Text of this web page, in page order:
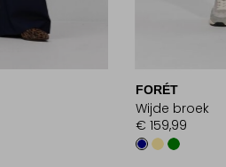
FORÉT
Wijde broek
€ 159,99